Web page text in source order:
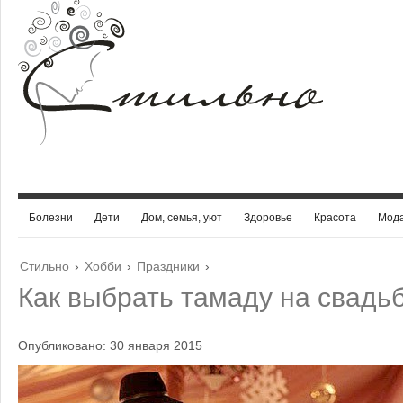
Болезни Дети Дом, семья, уют Здоровье Красота
Стильно › Хобби › Праздники ›
Как выбрать тамаду на
Опубликовано: 30 января 2015